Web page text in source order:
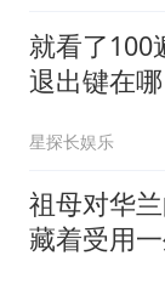
就看了100
退出键在哪
星探长娱乐
祖母对华
藏着受用